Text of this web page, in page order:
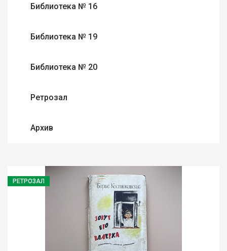
Библиотека № 16
Библиотека № 19
Библиотека № 20
Ретрозал
Архив
РЕТРОЗАЛ